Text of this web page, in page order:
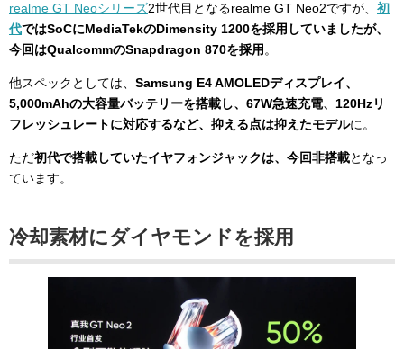
realme GT Neoシリーズ2世代目となるrealme GT Neo2ですが、 初
代ではSoCにMediaTekのDimensity 1200を採用していましたが、
今回はQualcommのSnapdragon 870を採用。
他スペックとしては、 Samsung E4 AMOLEDディスプレイ、
5,000mAhの大容量バッテリーを搭載し、67W急速充電、120Hzリ
フレッシュレートに対応するなど、抑える点は抑えたモデルに。
ただ初代で搭載していたイヤフォンジャックは、今回非搭載となっ
ています。
冷却素材にダイヤモンドを採用